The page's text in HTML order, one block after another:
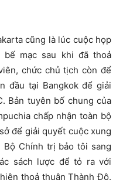
cũng là lúc cuộc họp
bế mạc sau khi đã thoả
chức chủ tịch còn để
đầu tại Bangkok để giải
Bản tuyên bố chung của
chấp nhận toàn bộ
để giải quyết cuộc xung
Bộ Chính trị bảo tôi sang
sách lược để tỏ ra với
thoả thuận Thành Đô.